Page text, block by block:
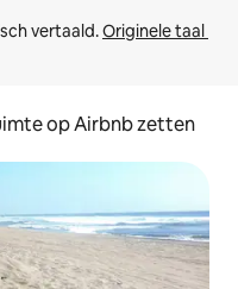
vertaald. Originele taal
op Airbnb zetten